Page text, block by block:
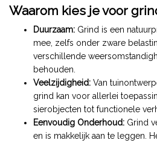
Waarom kies je voor
Duurzaam: Grind is een
mee, zelfs onder zware
verschillende
behouden.
Veelzijdigheid: Van
grind kan voor allerlei
sierobjecten tot functionele
Eenvoudig Onderhoud: Grind
en is makkelijk aan te leggen.